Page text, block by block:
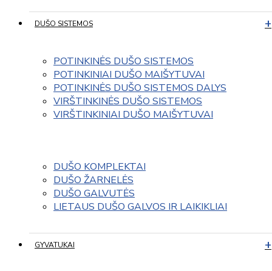
DUŠO SISTEMOS
POTINKINĖS DUŠO SISTEMOS
POTINKINIAI DUŠO MAIŠYTUVAI
POTINKINĖS DUŠO SISTEMOS DALYS
VIRŠTINKINĖS DUŠO SISTEMOS
VIRŠTINKINIAI DUŠO MAIŠYTUVAI
DUŠO KOMPLEKTAI
DUŠO ŽARNELĖS
DUŠO GALVUTĖS
LIETAUS DUŠO GALVOS IR LAIKIKLIAI
GYVATUKAI